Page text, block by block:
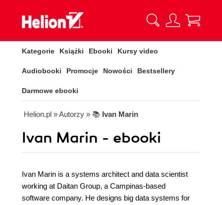
Kategorie Książki Ebooki Kursy video
Audiobooki Promocje Nowości Bestsellery
Darmowe ebooki
Helion.pl » Autorzy » 📚 Ivan Marin
Ivan Marin - ebooki
Ivan Marin is a systems architect and data scientist
working at Daitan Group, a Campinas-based
software company. He designs big data systems for